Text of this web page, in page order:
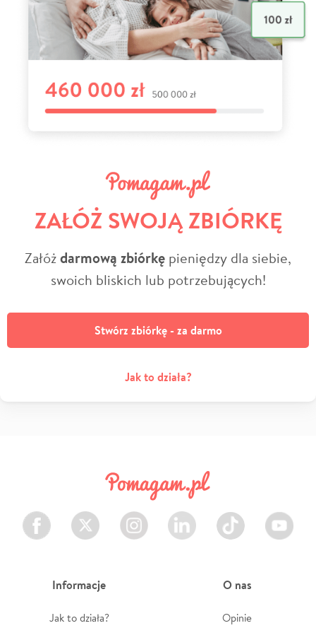
ZAŁÓŻ SWOJĄ ZBIÓRKĘ
Załóżdarmową zbiórkę pieniędzy dla siebie,
swoich bliskich lub potrzebujących!
Stwórz zbiórkę - za darmo
Jak to działa?
Facebook Twitter Instagram LinkedIn TikTok Youtube
Informacje
Jak to działa?
O nas
Opinie